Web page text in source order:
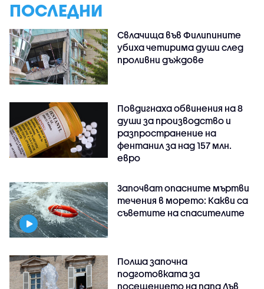
ПОСЛЕДНИ
Свлачища във Филипините
убиха четирима души след
проливни дъждове
Повдигнаха обвинения на 8
души за производство и
разпространение на
фентанил за над 157 млн.
евро
Започват опасните мъртви
течения в морето: Какви са
съветите на спасителите
Полша започна
подготовката за
посещението на папа Лъв